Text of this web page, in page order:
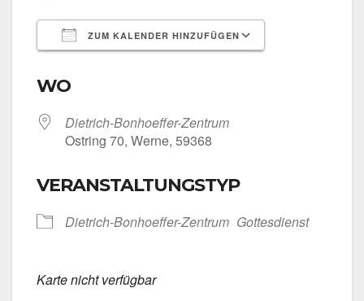
ZUM KALENDER HINZUFÜGEN
WO
Dietrich-Bonhoeffer-Zentrum
Ost­ring 70, Wer­ne, 59368
VERANSTALTUNGSTYP
Dietrich-Bonhoeffer-Zentrum Got­tes­dienst
Kar­te nicht ver­füg­bar